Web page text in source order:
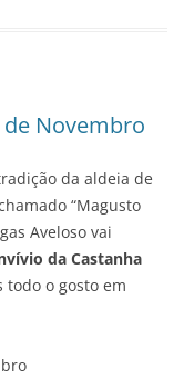
Novembro
da aldeia de
“Magusto
Aveloso vai
da Castanha
todo o gosto em